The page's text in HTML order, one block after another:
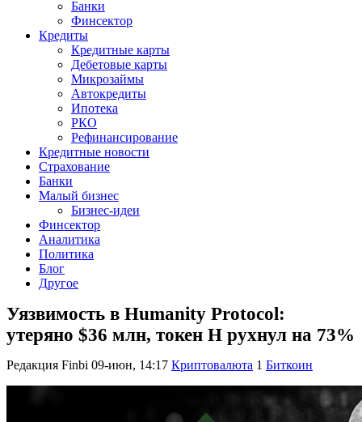
Банки
Финсектор
Кредиты
Кредитные карты
Дебетовые карты
Микрозаймы
Автокредиты
Ипотека
РКО
Рефинансирование
Кредитные новости
Страхование
Банки
Малый бизнес
Бизнес-идеи
Финсектор
Аналитика
Политика
Блог
Другое
Уязвимость в Humanity Protocol:
утеряно $36 млн, токен H рухнул на 73%
Редакция Finbi 09-июн, 14:17 Криптовалюта 1 Биткоин